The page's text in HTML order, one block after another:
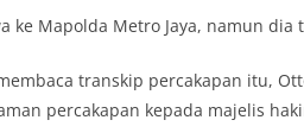
ke Mapolda Metro Jaya, namun
transkip percakapan itu,
percakapan kepada majelis